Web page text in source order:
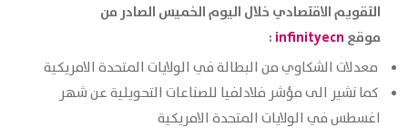
التقويم الاقتصادي خلال اليوم الخميس الصادر من
موقع infinityecn
:
معدلات الشكاوي من البطالة في الولايات المتحدة الامريكية
كما نشير الى مؤشر فلادلفيا للصناعات التحويلية عن شهر
اغسطس في الولايات المتحدة الامريكية